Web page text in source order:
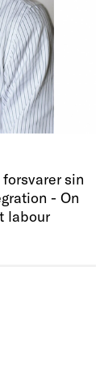
sin
- On
labour